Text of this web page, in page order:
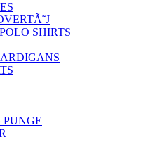
SHIRTS
PUNGE